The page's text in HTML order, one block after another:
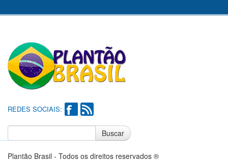
REDES SOCIAIS:
Buscar
Plantão Brasil - Todos os direitos reservados ®